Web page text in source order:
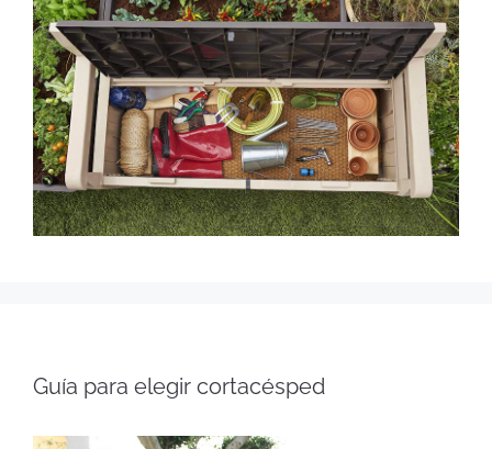
Guía para elegir cortacésped